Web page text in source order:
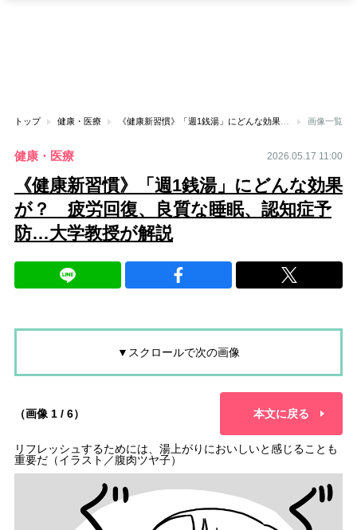
トップ 健康・医療 《健康新習慣》「週1銭湯」にどんな効果が？ 疲労回復、良質な睡眠、認知症予防…大学教授が解説 画像一覧
健康・医療 2026.05.17 11:00
《健康新習慣》「週1銭湯」にどんな効果
が？ 疲労回復、良質な睡眠、認知症予
防…大学教授が解説
▼スクロールで次の画像
（画像 1 / 6） 本文に戻る
リフレッシュするためには、湯上がりにおいしいと感じることも
重要だ（イラスト／腹肉ツヤ子）